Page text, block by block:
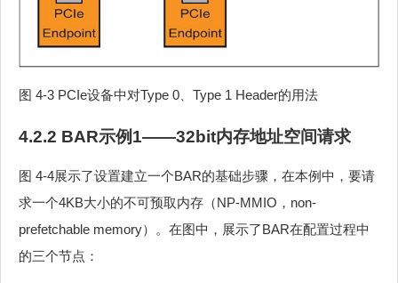
图 4‑3 PCIe设备中对Type 0、Type 1 Header的用法
4.2.2 BAR示例1——32bit内存地址空间请求
图 4‑4展示了设置建立一个BAR的基础步骤，在本例中，要请
求一个4KB大小的不可预取内存（NP-MMIO，non-
prefetchable memory）。在图中，展示了BAR在配置过程中
的三个节点：